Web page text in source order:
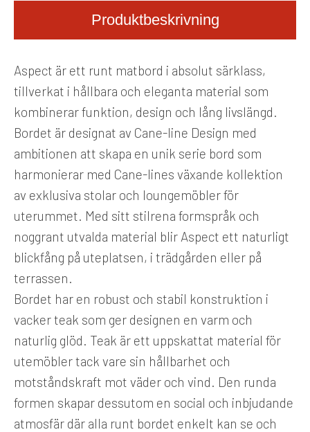
Produktbeskrivning
Aspect är ett runt matbord i absolut särklass,
tillverkat i hållbara och eleganta material som
kombinerar funktion, design och lång livslängd.
Bordet är designat av Cane-line Design med
ambitionen att skapa en unik serie bord som
harmonierar med Cane-lines växande kollektion
av exklusiva stolar och loungemöbler för
uterummet. Med sitt stilrena formspråk och
noggrant utvalda material blir Aspect ett naturligt
blickfång på uteplatsen, i trädgården eller på
terrassen.
Bordet har en robust och stabil konstruktion i
vacker teak som ger designen en varm och
naturlig glöd. Teak är ett uppskattat material för
utemöbler tack vare sin hållbarhet och
motståndskraft mot väder och vind. Den runda
formen skapar dessutom en social och inbjudande
atmosfär där alla runt bordet enkelt kan se och